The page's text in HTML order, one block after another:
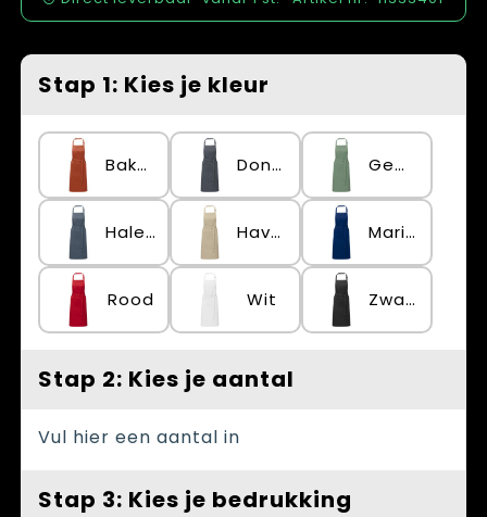
Themapakketten
Veiligheid, Auto en Fiets
Waterflesjes
Bedrijfskleding
Stap 1: Kies je kleur
Baksteen Donkergrijs Gemêleerd groen
Hale blauw Havermout Marineblauw
Rood Wit Zwart
Stap 2: Kies je aantal
Vul hier een aantal in
Stap 3: Kies je bedrukking